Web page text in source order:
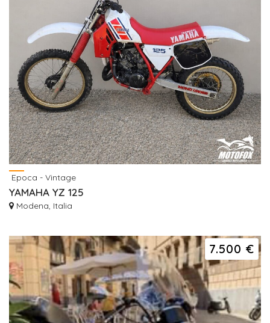
Epoca - Vintage
YAMAHA YZ 125
Modena, Italia
7.500 €